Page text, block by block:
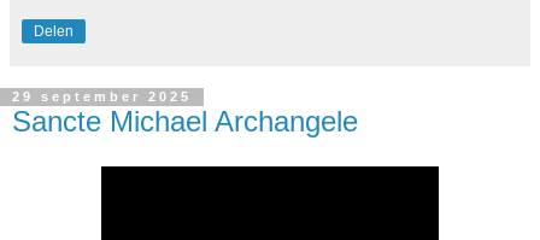
Delen
29 september 2025
Sancte Michael Archangele